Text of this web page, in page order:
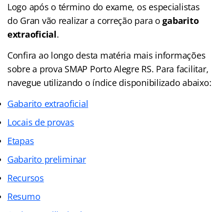
Logo após o término do exame, os especialistas
do Gran vão realizar a correção para ogabarito
extraoficial.
Confira ao longo desta matéria mais informações
sobre a prova SMAP Porto Alegre RS. Para facilitar,
navegue utilizando o índice disponibilizado abaixo:
Gabarito extraoficial
Locais de provas
Etapas
Gabarito preliminar
Recursos
Resumo